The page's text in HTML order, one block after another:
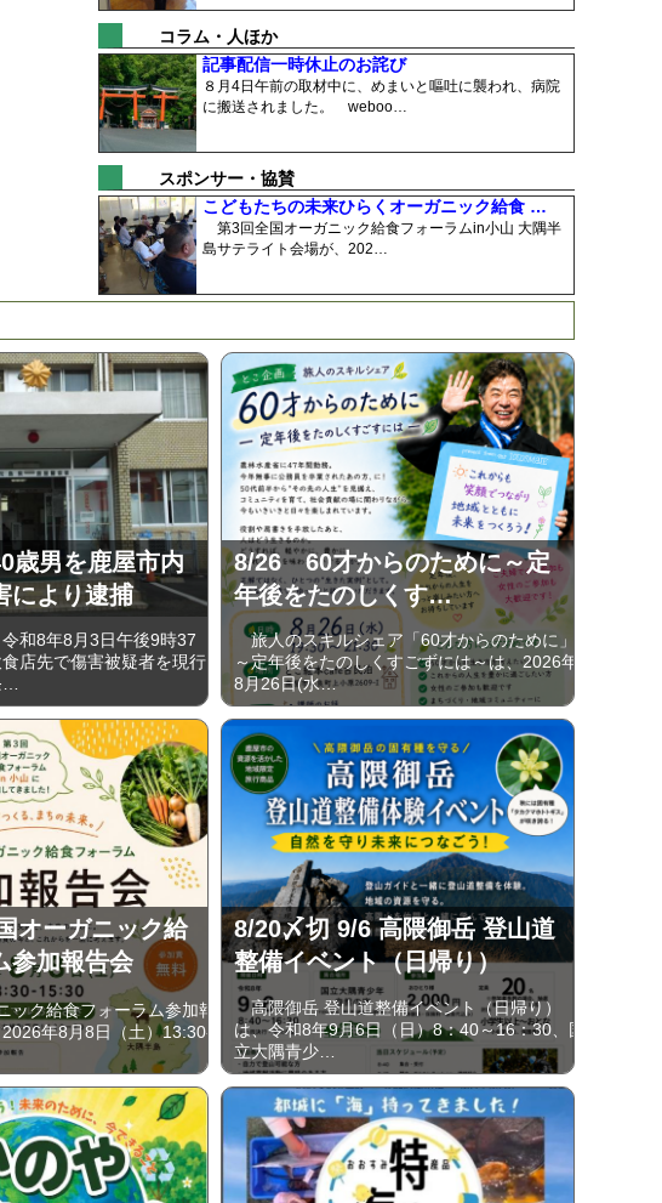
コラム・人ほか
記事配信一時休止のお詫び
８月4日午前の取材中に、めまいと嘔吐に襲われ、病院
に搬送されました。 weboo…
スポンサー・協賛
こどもたちの未来ひらくオーガニック給食 …
第3回全国オーガニック給食フォーラムin小山 大隅半
島サテライト会場が、202…
歳男を鹿屋市内
により逮捕
和8年8月3日午後9時37
店先で傷害被疑者を現行
8/26 60才からのために～定
年後をたのしくす…
旅人のスキルシェア「60才からのために」
～定年後をたのしくすごずには～は、2026年
8月26日(水…
オーガニック給
参加報告会
ック給食フォーラム参加報
年8月8日（土）13:30-
8/20〆切 9/6 高隈御岳 登山道
整備イベント（日帰り）
高隈御岳 登山道整備イベント（日帰り）
は、令和8年9月6日（日）8：40～16：30、国
立大隅青少…